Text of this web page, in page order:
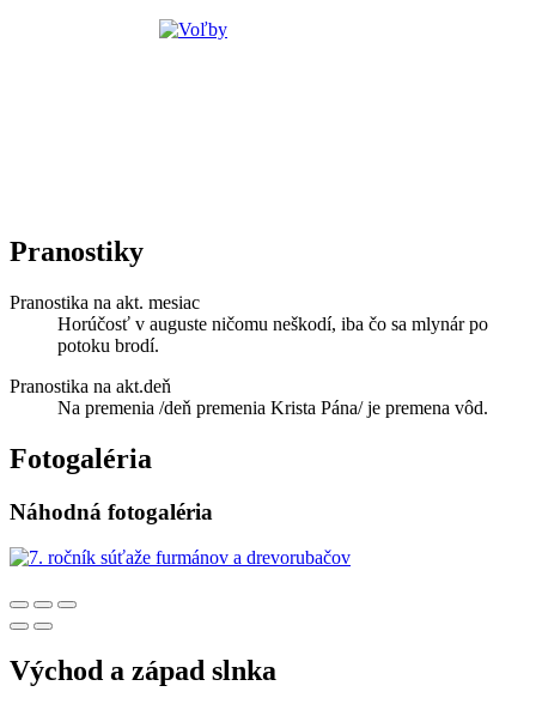
Pranostiky
Pranostika na akt. mesiac
Horúčosť v auguste ničomu neškodí, iba čo sa mlynár po
potoku brodí.
Pranostika na akt.deň
Na premenia /deň premenia Krista Pána/ je premena vôd.
Fotogaléria
Náhodná fotogaléria
Východ a západ slnka